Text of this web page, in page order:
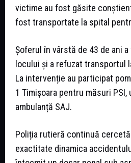
victime au fost găsite
fost transportate la spital
Șoferul în vârstă de 43 de ani
locului și a refuzat transportul
La intervenție au participat
1 Timișoara pentru măsuri PSI,
ambulanță SAJ.
Poliția rutieră continuă
exactitate dinamica